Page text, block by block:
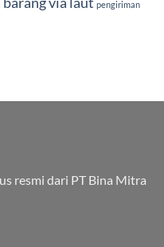
pengiriman
resmi dari PT Bina Mitra